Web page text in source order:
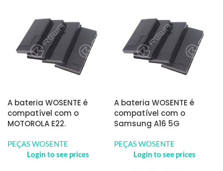
A bateria WOSENTE é
compatível com o
MOTOROLA E22.
PEÇAS WOSENTE
Login to see prices
A bateria WOSENTE é
compatível com o
Samsung A16 5G
PEÇAS WOSENTE
Login to see prices